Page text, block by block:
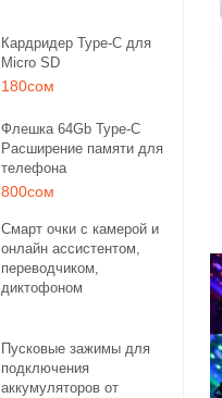
Кардридер Type-C для
Micro SD
180сом
Флешка 64Gb Type-C
Расширение памяти для
телефона
800сом
Смарт очки с камерой и
онлайн ассистентом,
переводчиком,
диктофоном
Пусковые зажимы для
подключения
аккумуляторов от